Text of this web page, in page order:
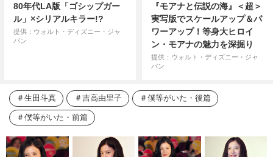
80年代LA版「ゴシップガー
ル」×シリアルキラー!?
提供：ウォルト・ディズニー・ジャ
パン
『モアナと伝説の海』＜超＞
実写版でスケールアップ＆パ
ワーアップ！等身大ヒロイ
ン・モアナの魅力を深掘り
提供：ウォルト・ディズニー・ジャ
パン
生田斗真 吉高由里子 僕等がいた・後篇
僕等がいた・前篇